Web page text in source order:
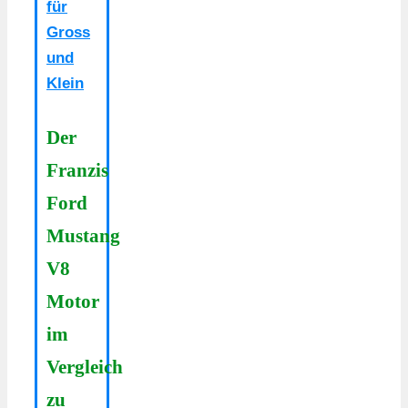
für
Gross
und
Klein
Der
Franzis
Ford
Mustang
V8
Motor
im
Vergleich
zu